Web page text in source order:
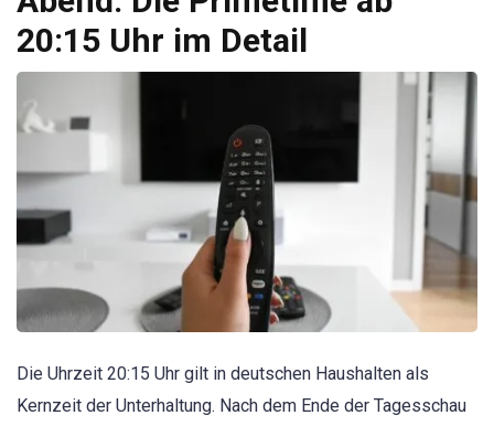
20:15 Uhr im Detail
Die Uhrzeit 20:15 Uhr gilt in deutschen Haushalten als
Kernzeit der Unterhaltung. Nach dem Ende der Tagesschau